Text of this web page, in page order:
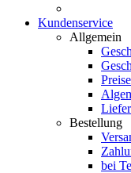
Kundenservice
Allgemein
Bestellung
bei